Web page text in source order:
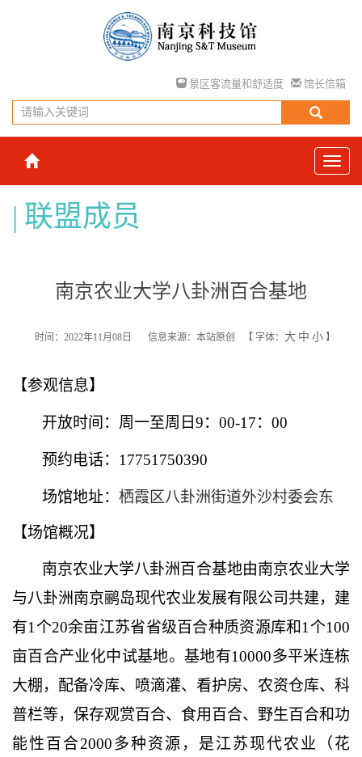
景区客流量和舒适度 馆长信箱
联盟成员
南京农业大学八卦洲百合基地
时间：2022年11月08日 信息来源：本站原创 【 字体： 大 中 小 】
【参观信息】
开放时间：周一至周日9：00-17：00
预约电话： 17751750390
场馆地址： 栖霞区八卦洲街道外沙村委会东
【场馆概况】
南京农业大学八卦洲百合基地由南京农业大学
与八卦洲南京鹂岛现代农业发展有限公司共建，建
有1个20余亩江苏省省级百合种质资源库和1个100
亩百合产业化中试基地。基地有10000多平米连栋
大棚，配备冷库、喷滴灌、看护房、农资仓库、科
普栏等，保存观赏百合、食用百合、野生百合和功
能性百合2000多种资源，是江苏现代农业（花